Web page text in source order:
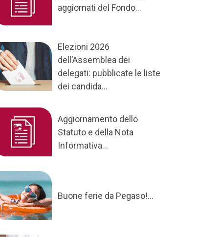
aggiornati del Fondo...
Elezioni 2026
dell’Assemblea dei
delegati: pubblicate le liste
dei candida...
Aggiornamento dello
Statuto e della Nota
Informativa...
Buone ferie da Pegaso!...